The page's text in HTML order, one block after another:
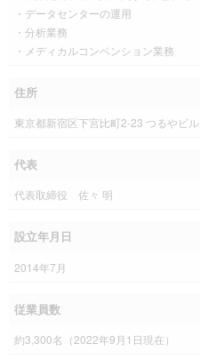
・データセンターの運用
・分析業務
・メディカルコンベンション業務
住所
東京都新宿区下宮比町2-23 つるやビル
代表
代表取締役 佐々 明
設立年月日
2014年7月
従業員数
約3,300名（2022年9月1日現在）